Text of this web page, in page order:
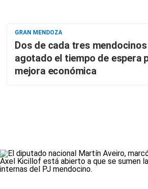
GRAN MENDOZA
Dos de cada tres
agotado el tiempo de espera
mejora económica